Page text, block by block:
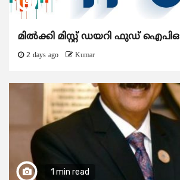
മിൽക്കി മിസ്റ്റ് ഡയറി ഫുഡ് ഐപിഒ
2 days ago Kumar
1 min read